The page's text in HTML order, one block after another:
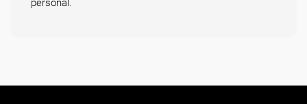
personal.